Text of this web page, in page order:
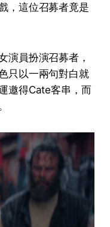
，這位召募者竟是
演員扮演召募者，
只以一兩句對白就
邀得Cate客串，而